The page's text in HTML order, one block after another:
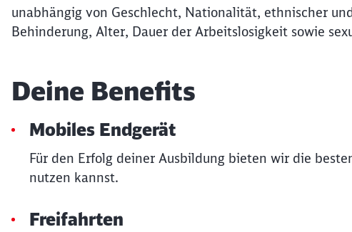
unabhängig von Geschlecht, Nationalität, ethnischer
Behinderung, Alter, Dauer der Arbeitslosigkeit sowie
Deine Benefits
Mobiles Endgerät
Für den Erfolg deiner Ausbildung bieten wir die
nutzen kannst.
Freifahrten